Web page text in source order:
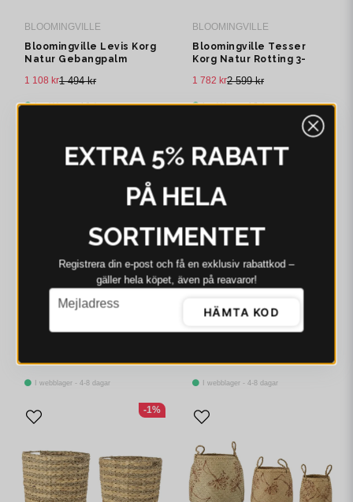
BLOOMINGVILLE
Bloomingville Levis Korg
Natur Gebangpalm
1 494 kr
1 108 kr
I webblager - 4-8 dagar
BLOOMINGVILLE
Bloomingville Tesser
Korg Natur Rotting 3-
2 599 kr
1 782 kr
I webblager - 4-8 dagar
BLOOMINGVILLE
I webblager - 4-8 dagar
BLOOMINGVILLE
I webblager - 4-8 dagar
-36%
-1%
EXTRA 5% RABATT
PÅ HELA
SORTIMENTET
Registrera din e‑post och få en exklusiv rabattkod –
gäller hela köpet, även på reavaror!
email
Mejladress
HÄMTA KOD